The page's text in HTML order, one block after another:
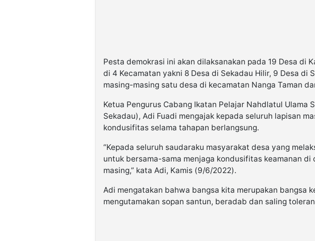
Pesta demokrasi ini akan dilaksanakan pada 19 Desa di
di 4 Kecamatan yakni 8 Desa di Sekadau Hilir, 9 Desa di
masing-masing satu desa di kecamatan Nanga Taman
Ketua Pengurus Cabang Ikatan Pelajar Nahdlatul Ulama
Sekadau), Adi Fuadi mengajak kepada seluruh lapisan
kondusifitas selama tahapan berlangsung.
“Kepada seluruh saudaraku masyarakat desa yang
untuk bersama-sama menjaga kondusifitas keamanan di
masing,” kata Adi, Kamis (9/6/2022).
Adi mengatakan bahwa bangsa kita merupakan bangsa
mengutamakan sopan santun, beradab dan saling